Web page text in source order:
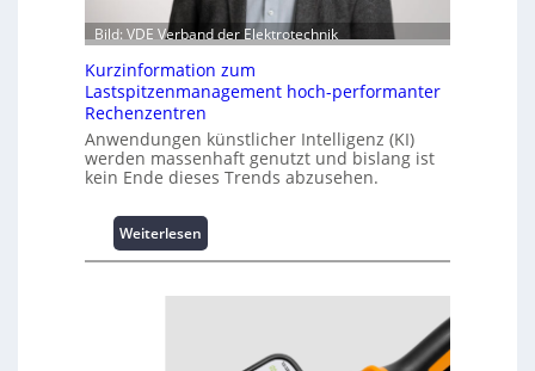
Bild: VDE Verband der Elektrotechnik
Kurzinformation zum
Lastspitzenmanagement hoch-performanter
Rechenzentren
Anwendungen künstlicher Intelligenz (KI)
werden massenhaft genutzt und bislang ist
kein Ende dieses Trends abzusehen.
Weiterlesen:
K
r